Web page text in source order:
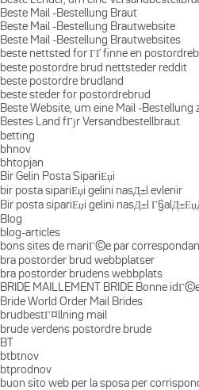
Beste Mail -Bestellung Braut
Beste Mail -Bestellung Brautwebsite
Beste Mail -Bestellung Brautwebsites
beste nettsted for ГҐ finne en
beste postordre brud nettsteder reddit
beste postordre brudland
beste steder for postordrebrud
Beste Website, um eine Mail -Bestellung
Bestes Land fГјr Versandbestellbraut
betting
bhnov
bhtopjan
Bir Gelin Posta SipariЕџi
bir posta sipariЕџi gelini nasД±l evlenir
Bir posta sipariЕџi gelini nasД±l
Blog
blog-articles
bons sites de mariГ©e par
bra postorder brud webbplatser
bra postorder brudens webbplats
BRIDE MAILLEMENT BRIDE Bonne
Bride World Order Mail Brides
brudbestГ¤llning mail
brude verdens postordre brude
BT
btbtnov
btprodnov
buon sito web per la sposa per